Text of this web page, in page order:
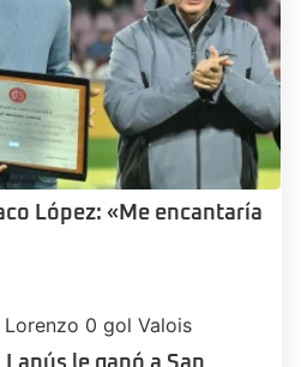
López: «Me encantaría